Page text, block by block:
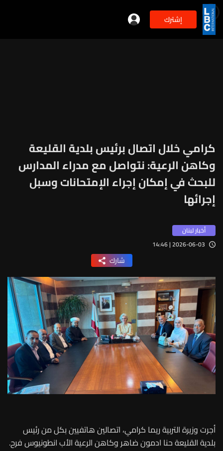
إشترك 2min
كرامي خلال اتصال برئيس بلدية القليعة
وكاهن الرعية: نتواصل مع مدراء المدارس
للبحث في إمكان إجراء الإمتحانات وسبل
إجرائها
أخبار لبنان
2026-06-03 | 14:46
شارك
أجرت وزيرة التربية ريما كرامي، اتصالين هاتفيين بكل من رئيس
بلدية القليعة حنا ادمون ضاهر وكاهن الرعية الأب انطونيوس فرح.